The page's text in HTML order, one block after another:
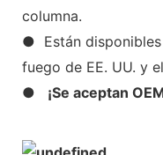
columna.
● Están disponibles
fuego de EE. UU. y
●
¡Se aceptan